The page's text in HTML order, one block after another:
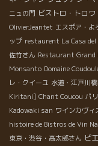
ニュの門 ビストロ・トロ
OlivierJeantet エスポア・よ
ップ restaurent La Casa del
佐竹さん Restaurant Grand
Monsanto Domaine
レ・クイーユ 水道・江戸川橋
Kiritani] Chant Coucou パ
Kadowaki san ワインカヴィ
histoire de Bistros de Vin
東京・渋谷・高太郎さん ピ